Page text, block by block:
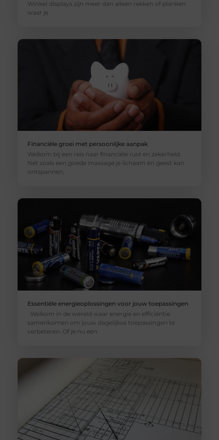
Winkel displays zijn meer dan alleen rekken of planken
waar je
Financiële groei met persoonlijke aanpak
Welkom bij een reis naar financiële rust en zekerheid.
Net zoals een goede massage je lichaam en geest kan
ontspannen,
Essentiële energieoplossingen voor jouw toepassingen
Welkom in de wereld waar energie en efficiëntie
samenkomen om jouw dagelijkse toepassingen te
verbeteren. Of je nu een